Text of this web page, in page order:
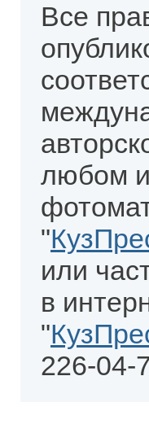
Все
любом
"
или
в
"
226-04-